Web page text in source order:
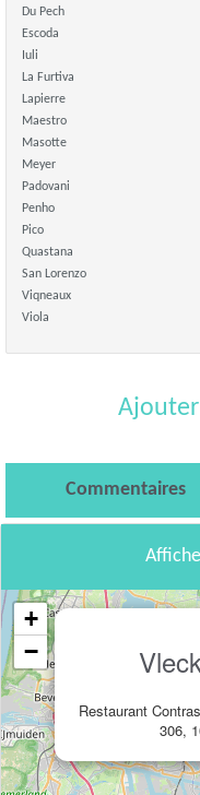
Du Pech
Escoda
Iuli
La Furtiva
Lapierre
Maestro
Masotte
Meyer
Padovani
Penho
Pico
Quastana
San Lorenzo
Viqneaux
Viola
Commentaires
Restaurant
306,
+
−